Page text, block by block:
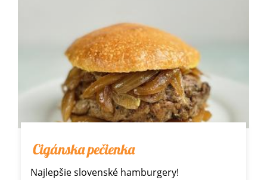
Cigánska pečienka
Najlepšie slovenské hamburgery!